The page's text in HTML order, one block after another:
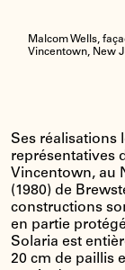
Malcom Wells,
Vincentown, New
Ses réalisations
représentatives
Vincentown, au
(1980) de
constructions
en partie
Solaria est
20 cm de paillis